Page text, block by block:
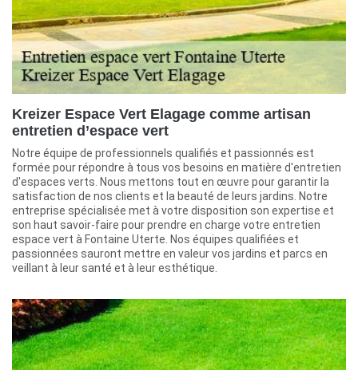
Kreizer Espace Vert Elagage comme artisan
entretien d’espace vert
Notre équipe de professionnels qualifiés et passionnés est
formée pour répondre à tous vos besoins en matière d'entretien
d'espaces verts. Nous mettons tout en œuvre pour garantir la
satisfaction de nos clients et la beauté de leurs jardins. Notre
entreprise spécialisée met à votre disposition son expertise et
son haut savoir-faire pour prendre en charge votre entretien
espace vert à Fontaine Uterte. Nos équipes qualifiées et
passionnées sauront mettre en valeur vos jardins et parcs en
veillant à leur santé et à leur esthétique.